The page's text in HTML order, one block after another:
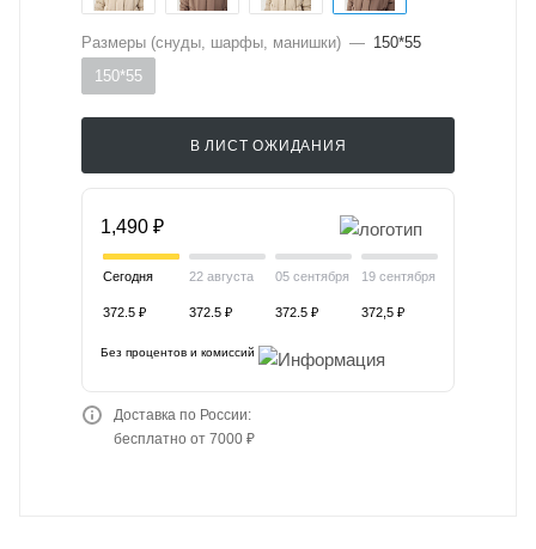
Размеры (снуды, шарфы, манишки) — 150*55
150*55
В ЛИСТ ОЖИДАНИЯ
1,490 ₽
Сегодня
372.5 ₽
22 августа
372.5 ₽
05 сентября
372.5 ₽
19 сентября
372,5 ₽
Без процентов и комиссий
Доставка по России:
бесплатно от 7000 ₽